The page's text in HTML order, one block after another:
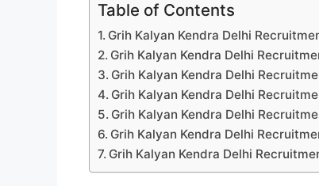
Table of Contents
Grih Kalyan Kendra Delhi
Grih Kalyan Kendra Delhi
Grih Kalyan Kendra Delhi
Grih Kalyan Kendra Delhi
Grih Kalyan Kendra Delhi
Grih Kalyan Kendra Delhi
Grih Kalyan Kendra Delhi